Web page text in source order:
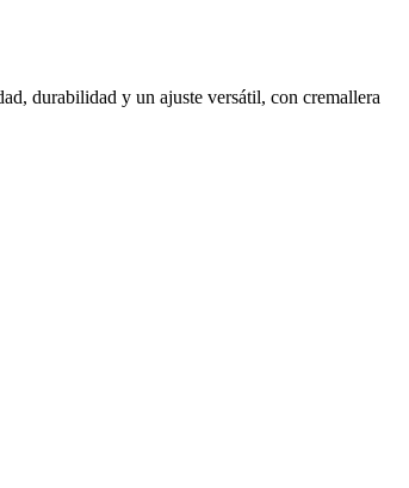
durabilidad y un ajuste versátil, con cremallera